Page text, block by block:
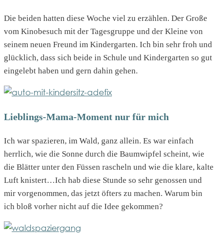
Die beiden hatten diese Woche viel zu erzählen. Der Große
vom Kinobesuch mit der Tagesgruppe und der Kleine von
seinem neuen Freund im Kindergarten. Ich bin sehr froh und
glücklich, dass sich beide in Schule und Kindergarten so gut
eingelebt haben und gern dahin gehen.
Lieblings-Mama-Moment nur für mich
Ich war spazieren, im Wald, ganz allein. Es war einfach
herrlich, wie die Sonne durch die Baumwipfel scheint, wie
die Blätter unter den Füssen rascheln und wie die klare, kalte
Luft knistert…Ich hab diese Stunde so sehr genossen und
mir vorgenommen, das jetzt öfters zu machen. Warum bin
ich bloß vorher nicht auf die Idee gekommen?